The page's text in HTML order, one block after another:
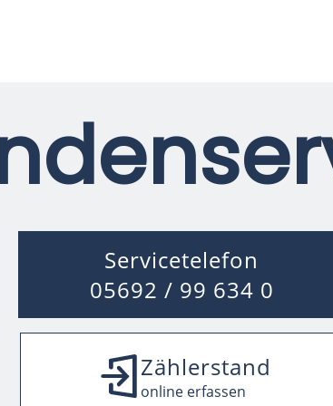
Servicetelefon
05692 / 99 634 0
Zählerstand
online erfassen